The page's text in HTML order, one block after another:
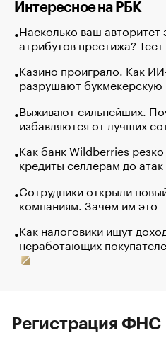
Интересное на РБК
Насколько ваш авторитет
атрибутов престижа?
Казино проиграло. Как
разрушают букмекерскую
Выживают сильнейших.
избавляются от лучших
Как банк Wildberries
кредиты селлерам до
Сотрудники открыли
компаниям. Зачем им это
Как налоговики ищут
неработающих
Регистрация ФНС